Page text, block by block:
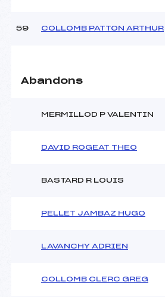
59 COLLOMB PATTON ARTHUR
Abandons
MERMILLOD P VALENTIN
DAVID ROGEAT THEO
BASTARD R LOUIS
PELLET JAMBAZ HUGO
LAVANCHY ADRIEN
COLLOMB CLERC GREG